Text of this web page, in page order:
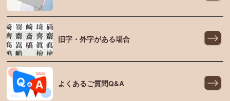
旧字・外字がある場合
よくあるご質問Q&A